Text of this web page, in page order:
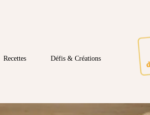
Recettes Défis & Créations